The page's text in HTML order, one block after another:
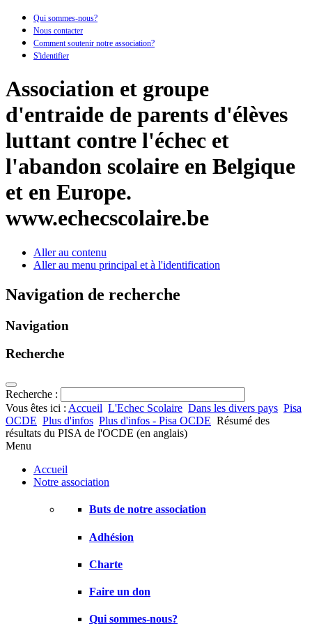
Qui sommes-nous?
Nous contacter
Comment soutenir notre association?
S'identifier
Association et groupe
d'entraide de parents d'élèves
luttant contre l'échec et
l'abandon scolaire en Belgique
et en Europe.
www.echecscolaire.be
Aller au contenu
Aller au menu principal et à l'identification
Navigation de recherche
Navigation
Recherche
Recherche :
Vous êtes ici : Accueil L'Echec Scolaire Dans les divers pays Pisa
OCDE Plus d'infos Plus d'infos - Pisa OCDE Résumé des
résultats du PISA de l'OCDE (en anglais)
Menu
Accueil
Notre association
Buts de notre association
Adhésion
Charte
Faire un don
Qui sommes-nous?